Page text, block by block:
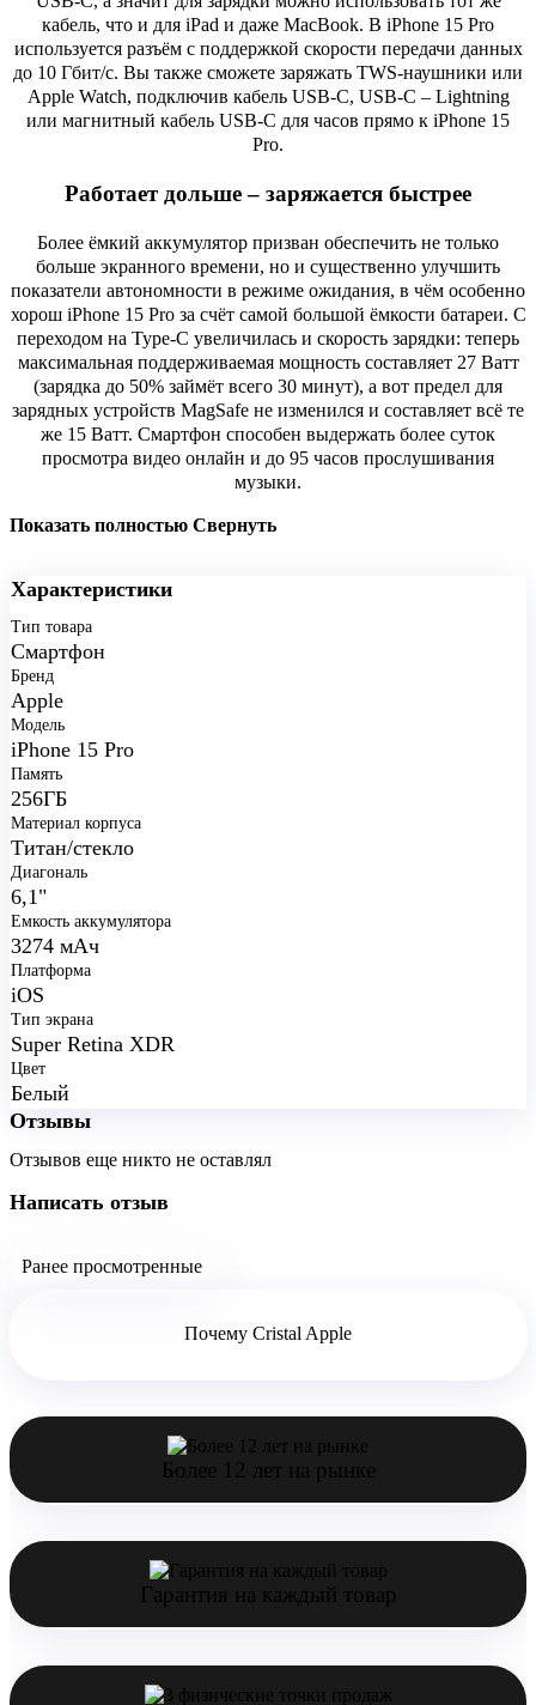
кабель, что и для iPad и даже MacBook. В iPhone 15 Pro
используется разъём с поддержкой скорости передачи данных
до 10 Гбит/с. Вы также сможете заряжать TWS-наушники или
Apple Watch, подключив кабель USB-C, USB-C – Lightning
или магнитный кабель USB-C для часов прямо к iPhone 15
Pro.
Работает дольше – заряжается быстрее
Более ёмкий аккумулятор призван обеспечить не только
больше экранного времени, но и существенно улучшить
показатели автономности в режиме ожидания, в чём особенно
хорош iPhone 15 Pro за счёт самой большой ёмкости батареи. С
переходом на Type-C увеличилась и скорость зарядки: теперь
максимальная поддерживаемая мощность составляет 27 Ватт
(зарядка до 50% займёт всего 30 минут), а вот предел для
зарядных устройств MagSafe не изменился и составляет всё те
же 15 Ватт. Смартфон способен выдержать более суток
просмотра видео онлайн и до 95 часов прослушивания
музыки.
Показать полностью Свернуть
Характеристики
Тип товара
Смартфон
Бренд
Apple
Модель
iPhone 15 Pro
Память
256ГБ
Материал корпуса
Титан/стекло
Диагональ
6,1"
Емкость аккумулятора
3274 мАч
Платформа
iOS
Тип экрана
Super Retina XDR
Цвет
Белый
Отзывы
Отзывов еще никто не оставлял
Написать отзыв
Ранее просмотренные
Почему Cristal Apple
Более 12 лет на рынке
Гарантия на каждый товар